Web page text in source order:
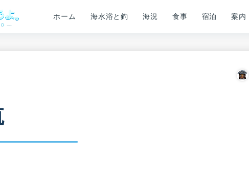
ホーム 海水浴と釣 海況 食事 宿泊 案内